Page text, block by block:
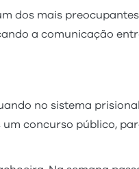
dos mais
a comunicação
no sistema
um concurso público,